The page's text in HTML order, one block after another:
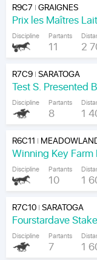
R9C7 |GRAIGNES
Prix les Maîtres
Discipline Partants
11 2
R7C9|SARATOGA
Test S. Presented
Discipline Partants
8 1
R6C11 |
Discipline Partants
10 1
R7C10|SARATOGA
Fourstardave
Discipline Partants
7 1